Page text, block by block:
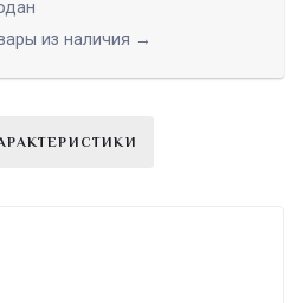
из наличия →